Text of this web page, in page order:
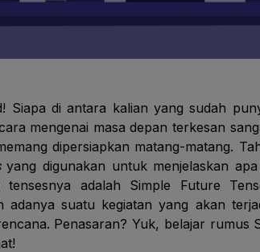
Siapa di antara kalian yang sudah
mengenai masa depan terkesan
dipersiapkan matang-matang.
yang digunakan untuk menjelaskan
tensesnya adalah Simple Future
adanya suatu kegiatan yang akan
Penasaran? Yuk, belajar rumus